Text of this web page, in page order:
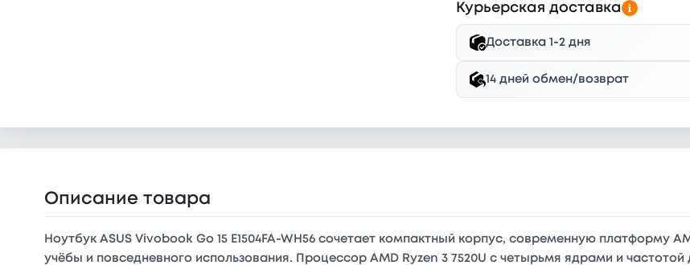
Курьерская доставка
Доставка 1-2 дня
14 дней обмен/возврат
Описание товара
Ноутбук ASUS Vivobook Go 15 E1504FA-WH56 сочетает компактный корпус, современную платформу
учёбы и повседневного использования. Процессор AMD Ryzen 3 7520U с четырьмя ядрами и частотой